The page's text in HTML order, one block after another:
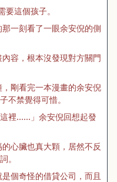
這個孩子。
一刻看了一眼余安倪的側
容，根本沒發現對方關門
剛看完一本漫畫的余安倪
不禁覺得可惜。
裡……」余安倪回想起發
心臟也真大顆，居然不反
。
個奇怪的借貸公司，而且